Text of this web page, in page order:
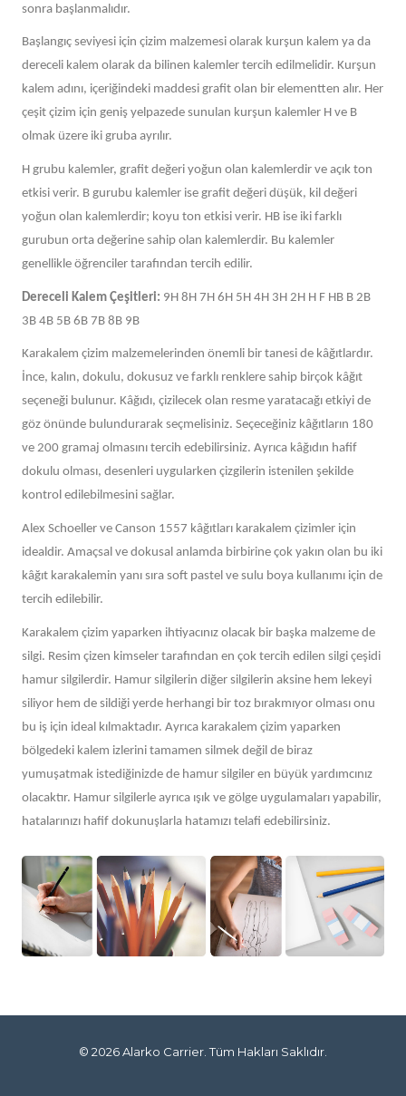
sonra başlanmalıdır.
Başlangıç seviyesi için çizim malzemesi olarak kurşun kalem ya da
dereceli kalem olarak da bilinen kalemler tercih edilmelidir. Kurşun
kalem adını, içeriğindeki maddesi grafit olan bir elementten alır. Her
çeşit çizim için geniş yelpazede sunulan kurşun kalemler H ve B
olmak üzere iki gruba ayrılır.
H grubu kalemler, grafit değeri yoğun olan kalemlerdir ve açık ton
etkisi verir. B gurubu kalemler ise grafit değeri düşük, kil değeri
yoğun olan kalemlerdir; koyu ton etkisi verir. HB ise iki farklı
gurubun orta değerine sahip olan kalemlerdir. Bu kalemler
genellikle öğrenciler tarafından tercih edilir.
Dereceli Kalem Çeşitleri: 9H 8H 7H 6H 5H 4H 3H 2H H F HB B 2B
3B 4B 5B 6B 7B 8B 9B
Karakalem çizim malzemelerinden önemli bir tanesi de kâğıtlardır.
İnce, kalın, dokulu, dokusuz ve farklı renklere sahip birçok kâğıt
seçeneği bulunur. Kâğıdı, çizilecek olan resme yaratacağı etkiyi de
göz önünde bulundurarak seçmelisiniz. Seçeceğiniz kâğıtların 180
ve 200 gramaj olmasını tercih edebilirsiniz. Ayrıca kâğıdın hafif
dokulu olması, desenleri uygularken çizgilerin istenilen şekilde
kontrol edilebilmesini sağlar.
Alex Schoeller ve Canson 1557 kâğıtları karakalem çizimler için
idealdir. Amaçsal ve dokusal anlamda birbirine çok yakın olan bu iki
kâğıt karakalemin yanı sıra soft pastel ve sulu boya kullanımı için de
tercih edilebilir.
Karakalem çizim yaparken ihtiyacınız olacak bir başka malzeme de
silgi. Resim çizen kimseler tarafından en çok tercih edilen silgi çeşidi
hamur silgilerdir. Hamur silgilerin diğer silgilerin aksine hem lekeyi
siliyor hem de sildiği yerde herhangi bir toz bırakmıyor olması onu
bu iş için ideal kılmaktadır. Ayrıca karakalem çizim yaparken
bölgedeki kalem izlerini tamamen silmek değil de biraz
yumuşatmak istediğinizde de hamur silgiler en büyük yardımcınız
olacaktır. Hamur silgilerle ayrıca ışık ve gölge uygulamaları yapabilir,
hatalarınızı hafif dokunuşlarla hatamızı telafi edebilirsiniz.
© 2026Alarko Carrier . Tüm Hakları Saklıdır.